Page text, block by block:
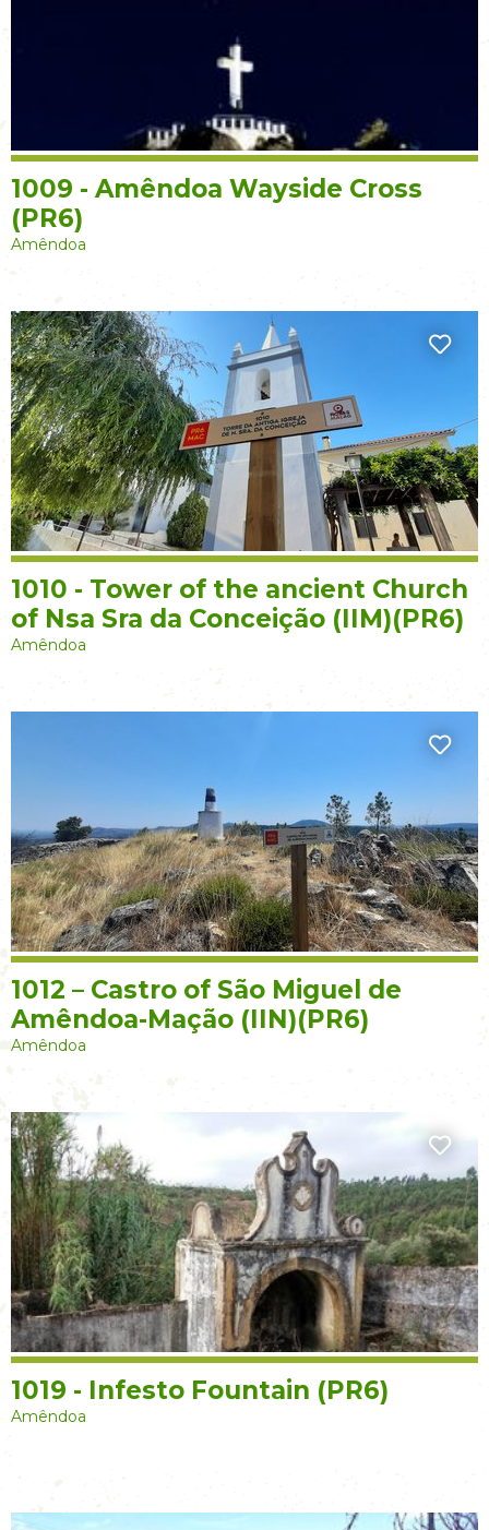
1009 - Amêndoa Wayside Cross
(PR6)
Amêndoa
1010 - Tower of the ancient Church
of Nsa Sra da Conceição (IIM)(PR6)
Amêndoa
1012 – Castro of São Miguel de
Amêndoa-Mação (IIN)(PR6)
Amêndoa
1019 - Infesto Fountain (PR6)
Amêndoa